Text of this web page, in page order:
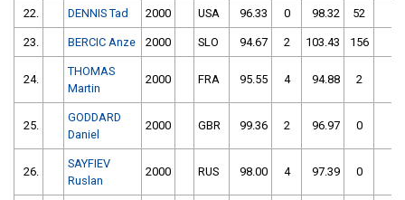
22. DENNIS Tad 2000 USA 96.33 0 98.32 52
23. BERCIC Anze 2000 SLO 94.67 2 103.43 156
24.
THOMAS
Martin
2000 FRA 95.55 4 94.88 2
25.
GODDARD
Daniel
2000 GBR 99.36 2 96.97 0
26.
SAYFIEV
Ruslan
2000 RUS 98.00 4 97.39 0